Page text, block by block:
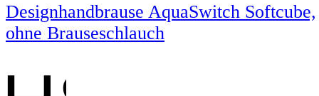
Designhandbrause AquaSwitch Softcube,
ohne Brauseschlauch